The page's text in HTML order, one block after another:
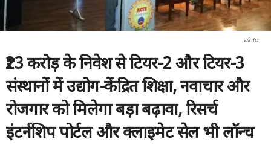
aicte
₹23 करोड़ के निवेश से टियर-2 और टियर-3
संस्थानों में उद्योग-केंद्रित शिक्षा, नवाचार और
रोजगार को मिलेगा बड़ा बढ़ावा, रिसर्च
इंटर्नशिप पोर्टल और क्लाइमेट सेल भी लॉन्च